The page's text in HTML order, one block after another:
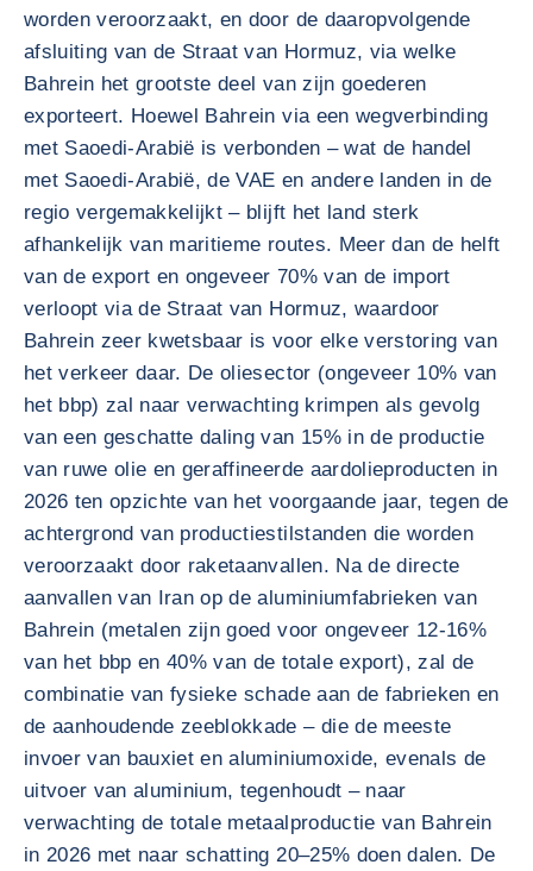
worden veroorzaakt, en door de daaropvolgende
afsluiting van de Straat van Hormuz, via welke
Bahrein het grootste deel van zijn goederen
exporteert. Hoewel Bahrein via een wegverbinding
met Saoedi-Arabië is verbonden – wat de handel
met Saoedi-Arabië, de VAE en andere landen in de
regio vergemakkelijkt – blijft het land sterk
afhankelijk van maritieme routes. Meer dan de helft
van de export en ongeveer 70% van de import
verloopt via de Straat van Hormuz, waardoor
Bahrein zeer kwetsbaar is voor elke verstoring van
het verkeer daar. De oliesector (ongeveer 10% van
het bbp) zal naar verwachting krimpen als gevolg
van een geschatte daling van 15% in de productie
van ruwe olie en geraffineerde aardolieproducten in
2026 ten opzichte van het voorgaande jaar, tegen de
achtergrond van productiestilstanden die worden
veroorzaakt door raketaanvallen. Na de directe
aanvallen van Iran op de aluminiumfabrieken van
Bahrein (metalen zijn goed voor ongeveer 12-16%
van het bbp en 40% van de totale export), zal de
combinatie van fysieke schade aan de fabrieken en
de aanhoudende zeeblokkade – die de meeste
invoer van bauxiet en aluminiumoxide, evenals de
uitvoer van aluminium, tegenhoudt – naar
verwachting de totale metaalproductie van Bahrein
in 2026 met naar schatting 20–25% doen dalen. De